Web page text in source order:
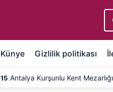
Künye Gizlilik politikası
Antalya Kurşunlu Kent